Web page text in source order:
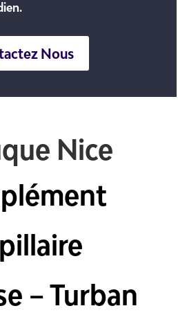
Nous
Nice
– Turban